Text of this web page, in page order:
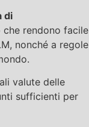
di
rendono facile
nonché a regole
valute delle
sufficienti per